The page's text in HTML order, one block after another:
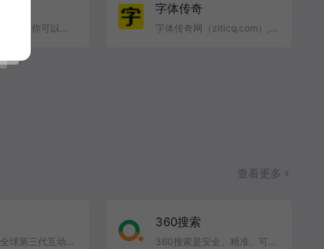
通过Pexels 视频，你可以轻松找到适合自己的网站、宣传视频或任何其他项目的免费素材视频片段。所有视频均…
字体传奇
字体传奇网（ziticq.com）,是以字体,logo,品牌,创意,字库字体下载,设计师学习交流,设计教程公开课,互动为…
查看更多
搜狗搜索是全球第三代互动式搜索引擎，支持微信公众号和文章搜索、知乎搜索、英文搜索及翻译等，通过自主…
360搜索
360搜索是安全、精准、可信赖的新一代搜索引擎，依托于360母品牌的安全优势，全面拦截各类钓鱼欺诈等恶意…